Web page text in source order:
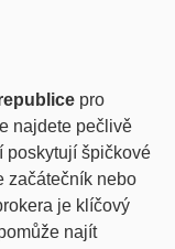
pro
najdete pečlivě
poskytují špičkové
začátečník nebo
je klíčový
najít